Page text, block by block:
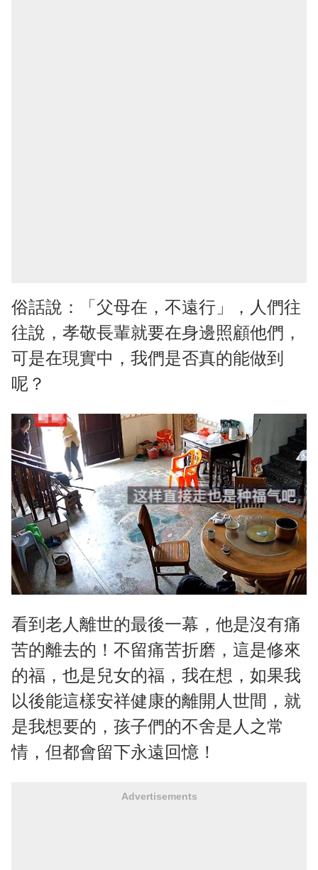
俗話說：「父母在，不遠行」，人們往
往說，孝敬長輩就要在身邊照顧他們，
可是在現實中，我們是否真的能做到
呢？
看到老人離世的最後一幕，他是沒有痛
苦的離去的！不留痛苦折磨，這是修來
的福，也是兒女的福，我在想，如果我
以後能這樣安祥健康的離開人世間，就
是我想要的，孩子們的不舍是人之常
情，但都會留下永遠回憶！
Advertisements